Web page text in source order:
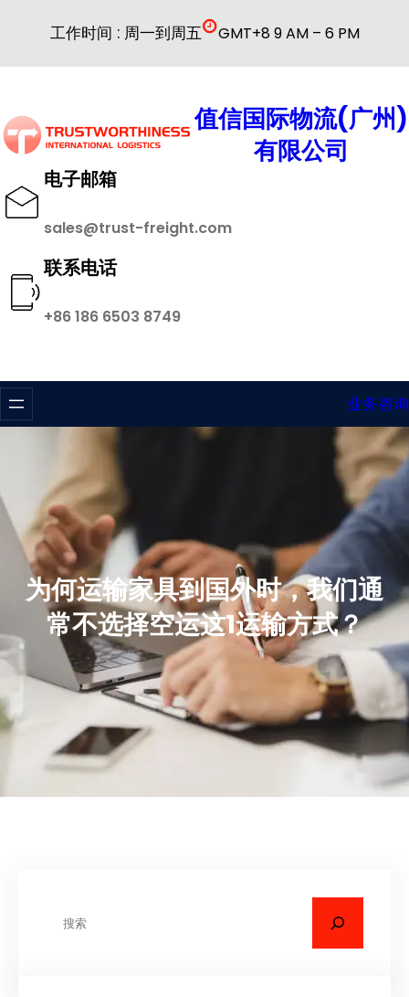
内
工作时间 : 周一到周五 GMT+8 9 AM – 6 PM
值信国际物流(广州)
有限公司
电子邮箱
sales@trust-freight.com
联系电话
+86 186 6503 8749
业务咨询
为何运输家具到国外时，我们通
常不选择空运这1运输方式？